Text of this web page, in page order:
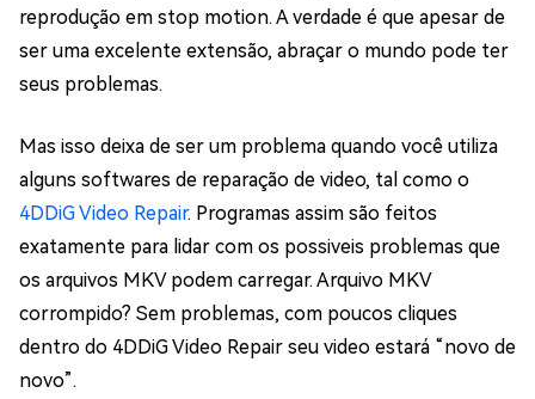
reprodução em stop motion. A verdade é que apesar de
ser uma excelente extensão, abraçar o mundo pode ter
seus problemas.
Mas isso deixa de ser um problema quando você utiliza
alguns softwares de reparação de video, tal como o
4DDiG Video Repair. Programas assim são feitos
exatamente para lidar com os possiveis problemas que
os arquivos MKV podem carregar. Arquivo MKV
corrompido? Sem problemas, com poucos cliques
dentro do 4DDiG Video Repair seu video estará “novo de
novo”.